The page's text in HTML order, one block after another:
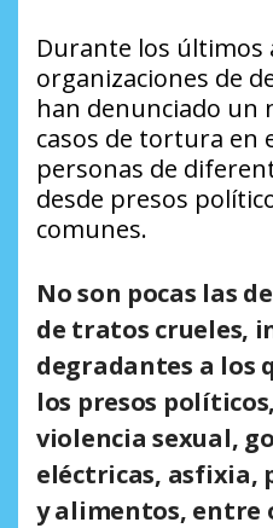
Durante los últimos
organizaciones de
han denunciado un
casos de tortura en
personas de
desde presos
comunes.
No son pocas las
de tratos crueles,
degradantes a los
los presos
violencia sexual,
eléctricas, asfixia,
y alimentos, entre